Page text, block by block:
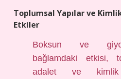
Toplumsal Yapılar ve
Etkiler
Boksun ve
bağlamdaki etkisi,
adalet ve kimlik